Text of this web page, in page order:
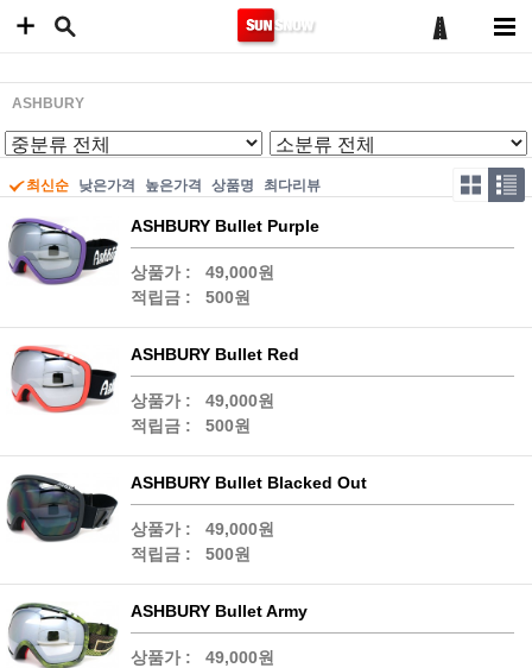
ASHBURY
최신순 낮은가격 높은가격 상품명 최다리뷰
ASHBURY Bullet Purple
상품가 :
49,000원
적립금 :
500원
ASHBURY Bullet Red
상품가 :
49,000원
적립금 :
500원
ASHBURY Bullet Blacked Out
상품가 :
49,000원
적립금 :
500원
ASHBURY Bullet Army
상품가 :
49,000원